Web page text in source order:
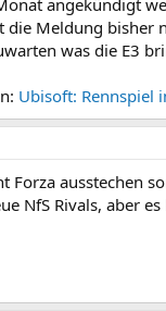
angekündigt
die Meldung bisher
was die E3
Ubisoft: Rennspiel
Forza ausstechen
NfS Rivals, aber